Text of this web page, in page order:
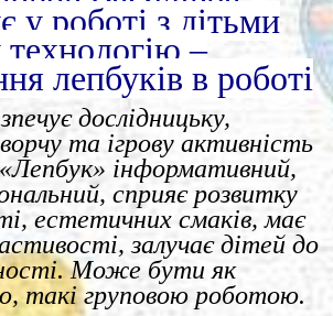
у роботі з дітьми
технологію –
лепбуків в роботі
дослідницьку,
та ігрову активність
інформативний,
сприяє розвитку
естетичних смаків, має
залучає дітей до
Може бути як
такі груповою роботою.